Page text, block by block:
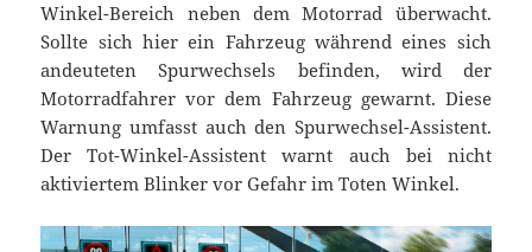
Winkel-Bereich neben dem Motorrad überwacht.
Sollte sich hier ein Fahrzeug während eines sich
andeuteten Spurwechsels befinden, wird der
Motorradfahrer vor dem Fahrzeug gewarnt. Diese
Warnung umfasst auch den Spurwechsel-Assistent.
Der Tot-Winkel-Assistent warnt auch bei nicht
aktiviertem Blinker vor Gefahr im Toten Winkel.